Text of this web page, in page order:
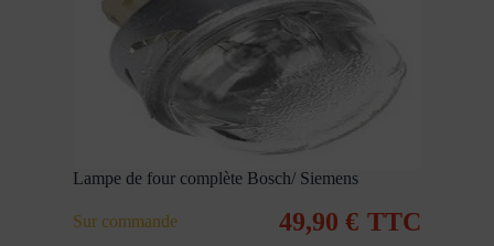
Lampe de four complète Bosch/ Siemens
Sur commande 49,90 € TTC